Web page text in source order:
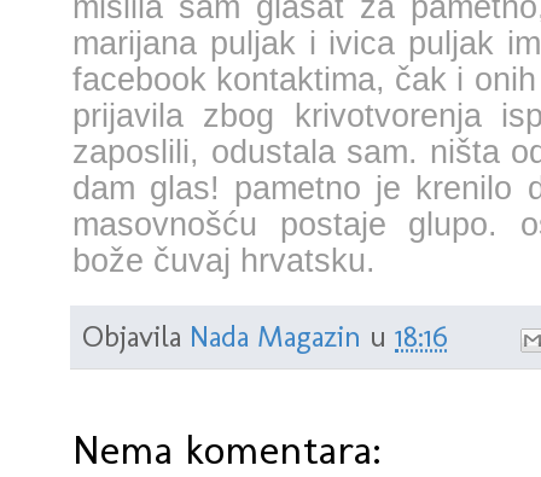
mislila sam glasat za
marijana puljak i ivica puljak
facebook kontaktima, čak i
prijavila zbog krivotvorenja
zaposlili, odustala sam. ništa
dam glas! pametno je krenilo
masovnošću postaje glupo.
bože čuvaj hrvatsku.
Objavila Nada Magazin u 18:16
Nema komentara: